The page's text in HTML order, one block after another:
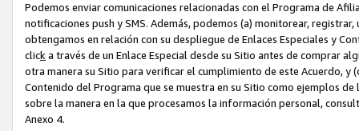
Podemos enviar comunicaciones relacionadas con el Programa de
notificaciones push y SMS. Además, podemos (a) monitorear,
obtengamos en relación con su despliegue de Enlaces Especiales y
clicka través de un Enlace Especial desde su Sitio antes de comprar
otra manera su Sitio para verificar el cumplimiento de este Acuerdo,
Contenido del Programa que se muestra en su Sitio como ejemplos
sobre la manera en la que procesamos la información personal,
Anexo 4.